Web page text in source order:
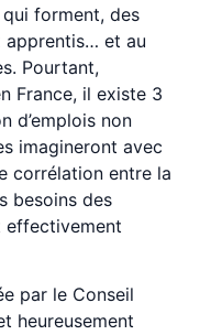
qui forment, des
apprentis… et au
Pourtant,
France, il existe 3
d’emplois non
imagineront avec
corrélation entre la
besoins des
effectivement
par le Conseil
heureusement